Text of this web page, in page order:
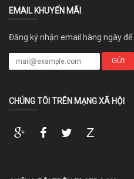
EMAIL KHUYẾN MÃI
Đăng ký nhận email hàng ngày
GỬI
CHÚNG TÔI TRÊN MẠNG XÃ HỘI